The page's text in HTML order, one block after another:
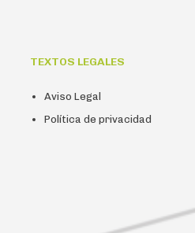
TEXTOS LEGALES
Aviso Legal
Política de privacidad